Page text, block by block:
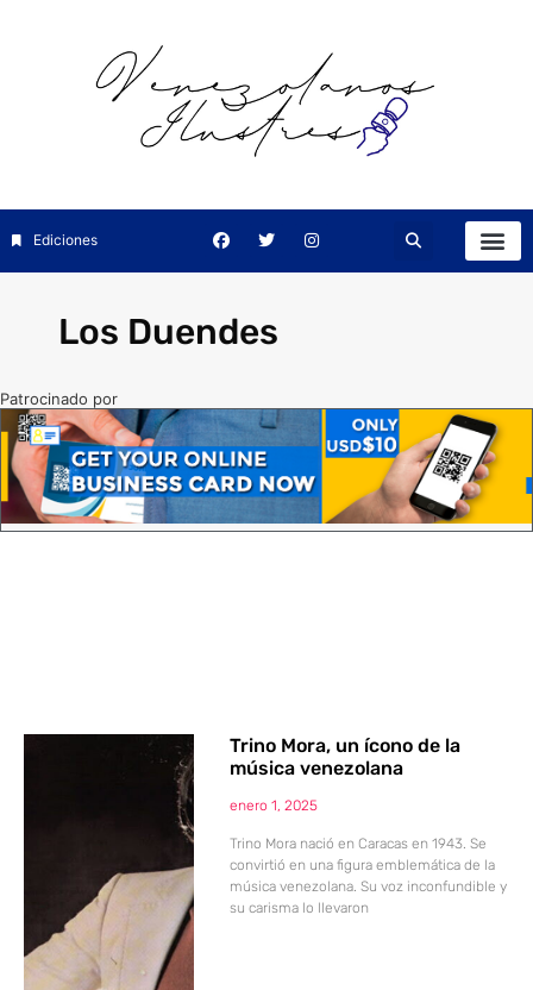
Ediciones
Los Duendes
Patrocinado por
Trino Mora, un ícono de la
música venezolana
enero 1, 2025
Trino Mora nació en Caracas en 1943. Se
convirtió en una figura emblemática de la
música venezolana. Su voz inconfundible y
su carisma lo llevaron